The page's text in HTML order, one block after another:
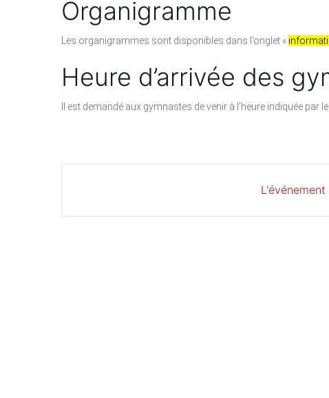
Organigramme
Les organigrammes sont disponibles dans l’onglet «
Heure d’arrivée des
Il est demandé aux gymnastes de venir à l’heure indiquée par